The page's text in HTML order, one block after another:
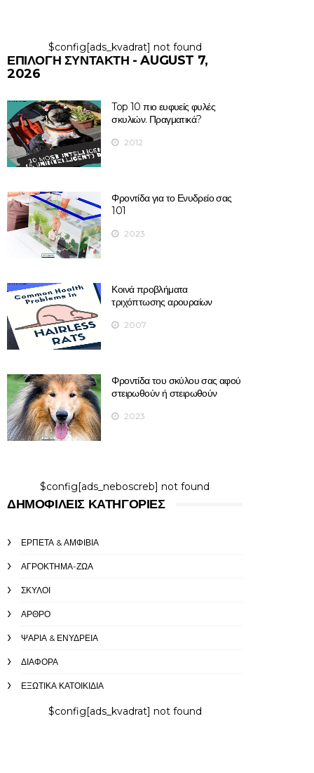
$config[ads_kvadrat] not found
ΕΠΙΛΟΓΉ ΣΥΝΤΆΚΤΗ - AUGUST 7,
2026
Top 10 πιο ευφυείς φυλές
σκυλιών. Πραγματικά?
2012
Φροντίδα για το Ενυδρείο σας
101
2023
Κοινά προβλήματα
τριχόπτωσης αρουραίων
2007
Φροντίδα του σκύλου σας αφού
στειρωθούν ή στειρωθούν
2023
$config[ads_neboscreb] not found
ΔΗΜΟΦΙΛΕΊΣ ΚΑΤΗΓΟΡΊΕΣ
ΕΡΠΕΤΆ & ΑΜΦΊΒΙΑ
ΑΓΡΌΚΤΗΜΑ-ΖΏΑ
ΣΚΎΛΟΙ
ΆΡΘΡΟ
ΨΆΡΙΑ & ΕΝΥΔΡΕΊΑ
ΔΙΆΦΟΡΑ
ΕΞΩΤΙΚΆ ΚΑΤΟΙΚΊΔΙΑ
$config[ads_kvadrat] not found